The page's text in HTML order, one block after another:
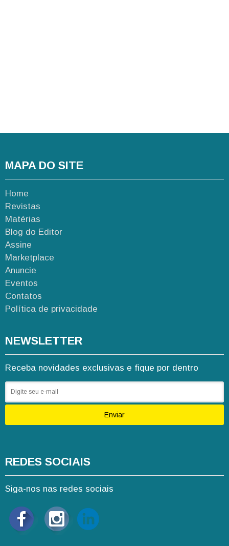
MAPA DO SITE
Home
Revistas
Matérias
Blog do Editor
Assine
Marketplace
Anuncie
Eventos
Contatos
Política de privacidade
NEWSLETTER
Receba novidades exclusivas e fique por dentro
Enviar
REDES SOCIAIS
Siga-nos nas redes sociais